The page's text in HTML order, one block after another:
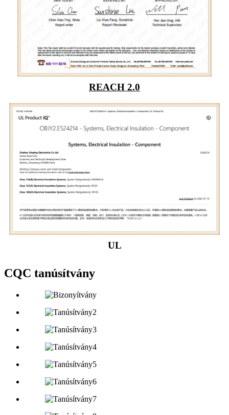
REACH 2.0
UL
CQC tanúsítvány